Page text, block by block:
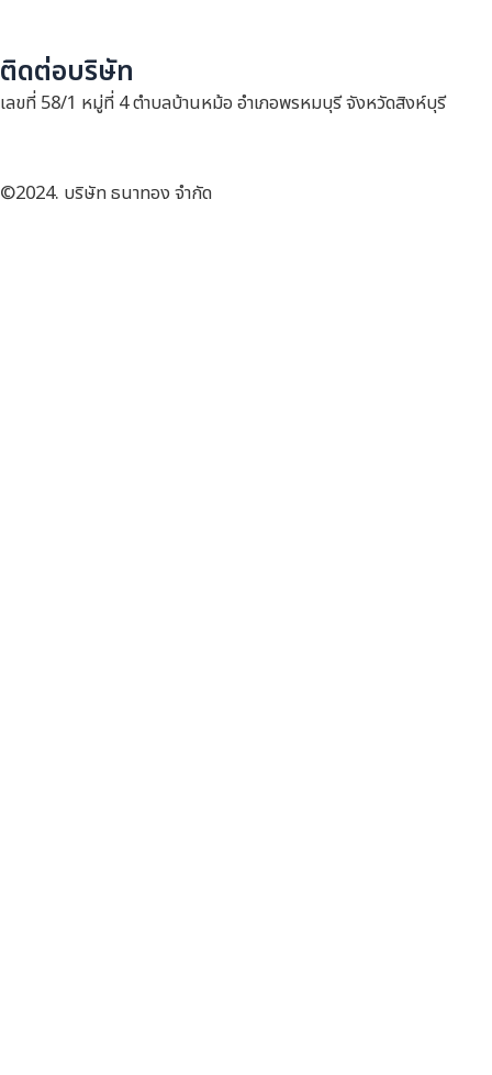
ติดต่อบริษัท
เลขที่ 58/1 หมู่ที่ 4 ตำบลบ้านหม้อ อำเภอพรหมบุรี จังหวัดสิงห์บุรี
©2024. บริษัท ธนาทอง จำกัด